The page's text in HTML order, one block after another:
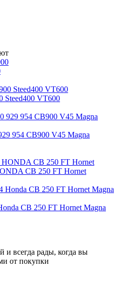
Steed400 VT600
954 CB900 V45 Magna
CB 250 FT Hornet
CB 250 FT Hornet Magna
всегда рады, когда вы
от покупки